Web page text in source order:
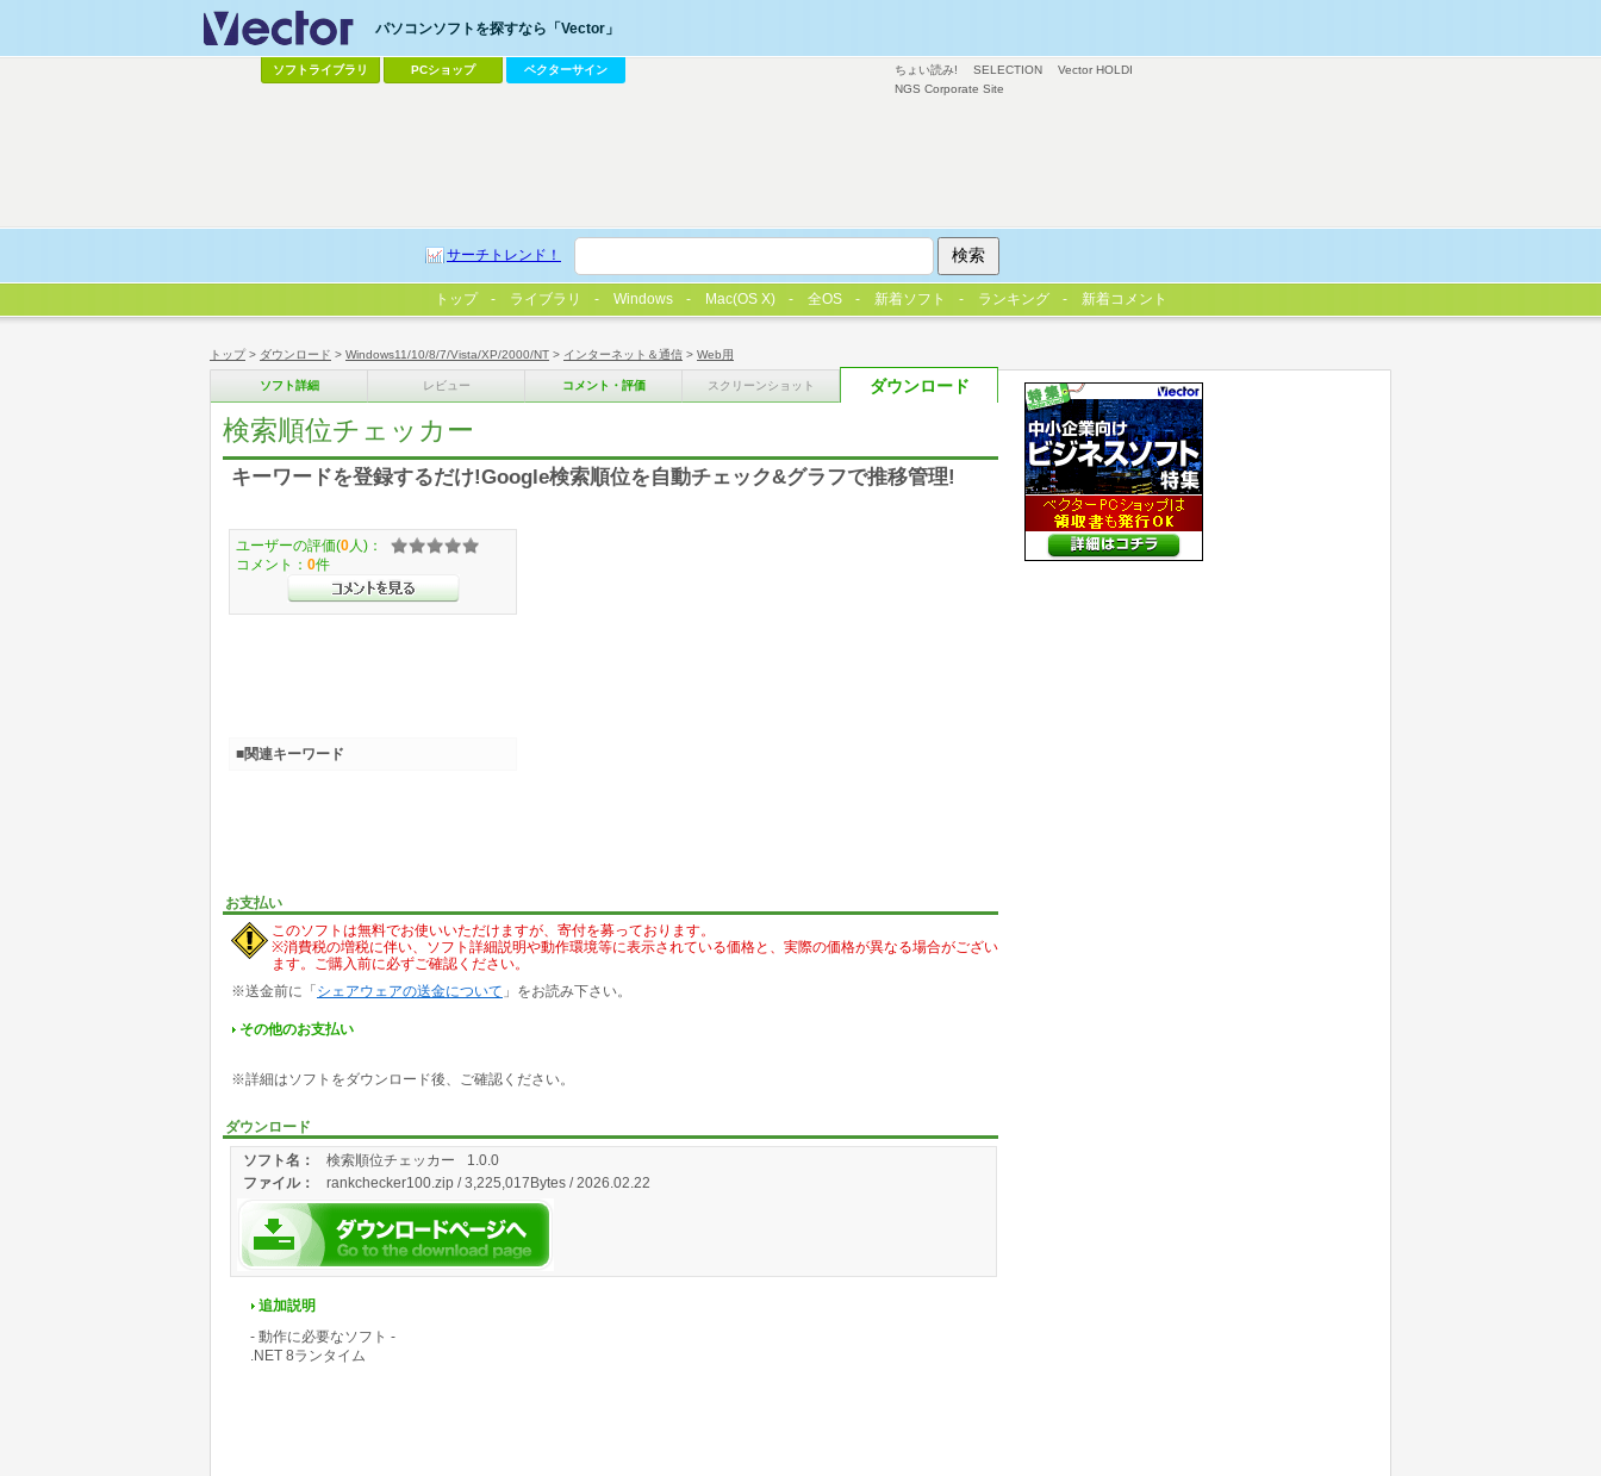
トップ> ダウンロード > Windows11/10/8/7/Vista/XP/2000/NT > インターネット＆通信 > Web用
ソフト詳細 レビュー コメント・評価 スクリーンショット ダウンロード
検索順位チェッカー
キーワードを登録するだけ!Google検索順位を自動チェック&グラフで推移管理!
お支払い
このソフトは無料でお使いいただけますが、寄付を募っております。
※消費税の増税に伴い、ソフト詳細説明や動作環境等に表示されている価格と、実際の価格が異なる場合がござい
ます。ご購入前に必ずご確認ください。
※送金前に「シェアウェアの送金について 」をお読み下さい。
その他のお支払い
※詳細はソフトをダウンロード後、ご確認ください。
ダウンロード
ソフト名：
検索順位チェッカー 1.0.0
ファイル： rankchecker100.zip / 3,225,017Bytes / 2026.02.22
追加説明
- 動作に必要なソフト -
.NET 8ランタイム
ユーザーの評価(0 人)：
コメント： 0件
■関連キーワード
ちょい読み! SELECTION
Vector HOLDI
NGS Corporate Site
パソコンソフトを探すなら「Vector」
ソフトライブラリ PCショップ ベクターサイン
サーチトレンド！
トップ ライブラリ Windows Mac(OS X) 全OS 新着ソフト ランキング 新着コメント